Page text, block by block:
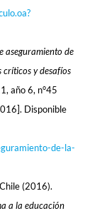
aseguramiento de
críticos y desafíos
año 6, n°45
Disponible
de-la-
(2016).
a la educación